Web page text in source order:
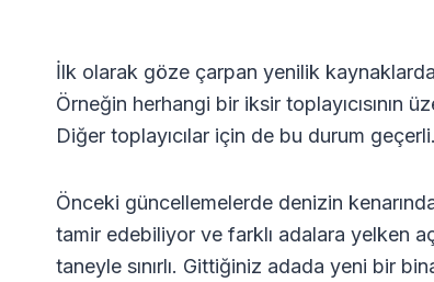
İlk olarak göze çarpan yenilik
Örneğin herhangi bir iksir toplayıcısının
Diğer toplayıcılar için de bu durum geçerli.
Önceki güncellemelerde denizin
tamir edebiliyor ve farklı adalara yelken
taneyle sınırlı. Gittiğiniz adada yeni bir